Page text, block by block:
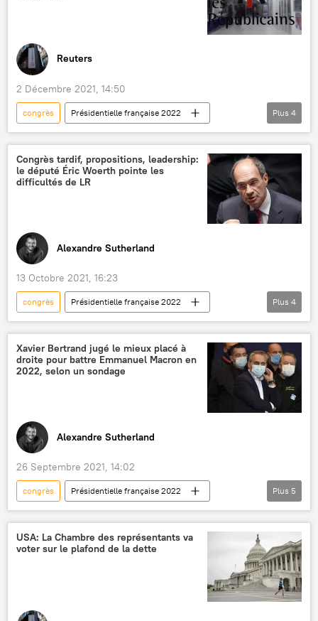
Reuters
2 Décembre 2021, 14:50
congrès
Présidentielle française 2022
Les Républicains (LR)
Xavier Bertrand
Eric Ciotti
Valérie Pécresse
Plus 4
Congrès tardif, propositions, leadership:
le député Éric Woerth pointe les
difficultés de LR
Alexandre Sutherland
13 Octobre 2021, 16:23
congrès
Présidentielle française 2022
Les Républicains (LR)
candidature
Eric Zemmour
Éric Woerth
Plus 4
Xavier Bertrand jugé le mieux placé à
droite pour battre Emmanuel Macron en
2022, selon un sondage
Alexandre Sutherland
26 Septembre 2021, 14:02
congrès
Présidentielle française 2022
sondage
Michel Barnier
Xavier Bertrand
Les Républicains (LR)
Valérie Pécresse
Plus 5
USA: La Chambre des représentants va
voter sur le plafond de la dette